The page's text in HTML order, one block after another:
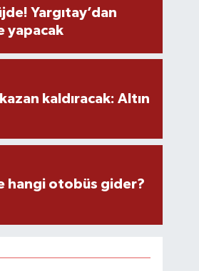
Yargıtay’dan
yapacak
kaldıracak: Altın
hangi otobüs gider?